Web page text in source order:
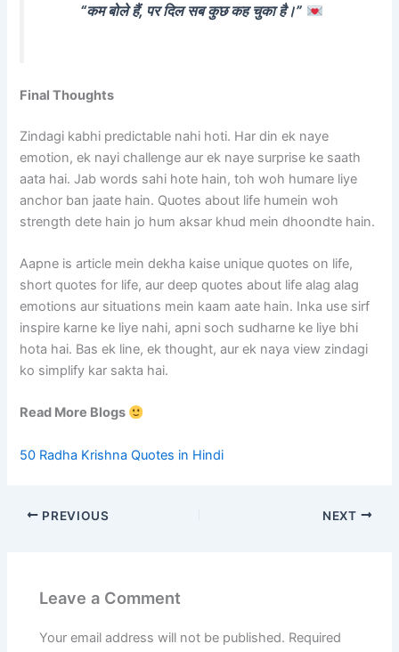
“कम बोले हैं, पर दिल सब कुछ कह चुका है।”
Final Thoughts
Zindagi kabhi predictable nahi hoti. Har din ek naye
emotion, ek nayi challenge aur ek naye surprise ke saath
aata hai. Jab words sahi hote hain, toh woh humare liye
anchor ban jaate hain. Quotes about life humein woh
strength dete hain jo hum aksar khud mein dhoondte hain.
Aapne is article mein dekha kaise unique quotes on life,
short quotes for life, aur deep quotes about life alag alag
emotions aur situations mein kaam aate hain. Inka use sirf
inspire karne ke liye nahi, apni soch sudharne ke liye bhi
hota hai. Bas ek line, ek thought, aur ek naya view zindagi
ko simplify kar sakta hai.
Read More Blogs
50 Radha Krishna Quotes in Hindi
PREVIOUS NEXT
Leave a Comment
Your email address will not be published. Required